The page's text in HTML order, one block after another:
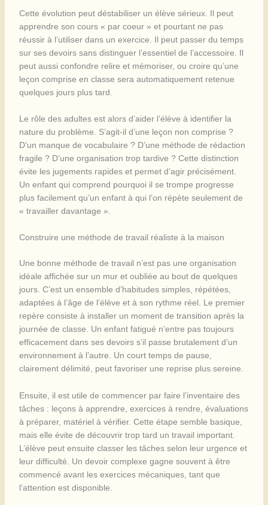
Cette évolution peut déstabiliser un élève sérieux. Il peut
apprendre son cours « par coeur » et pourtant ne pas
réussir à l’utiliser dans un exercice. Il peut passer du temps
sur ses devoirs sans distinguer l’essentiel de l’accessoire. Il
peut aussi confondre relire et mémoriser, ou croire qu’une
leçon comprise en classe sera automatiquement retenue
quelques jours plus tard.
Le rôle des adultes est alors d’aider l’élève à identifier la
nature du problème. S’agit-il d’une leçon non comprise ?
D’un manque de vocabulaire ? D’une méthode de rédaction
fragile ? D’une organisation trop tardive ? Cette distinction
évite les jugements rapides et permet d’agir précisément.
Un enfant qui comprend pourquoi il se trompe progresse
plus facilement qu’un enfant à qui l’on répète seulement de
« travailler davantage ».
Construire une méthode de travail réaliste à la maison
Une bonne méthode de travail n’est pas une organisation
idéale affichée sur un mur et oubliée au bout de quelques
jours. C’est un ensemble d’habitudes simples, répétées,
adaptées à l’âge de l’élève et à son rythme réel. Le premier
repère consiste à installer un moment de transition après la
journée de classe. Un enfant fatigué n’entre pas toujours
efficacement dans ses devoirs s’il passe brutalement d’un
environnement à l’autre. Un court temps de pause,
clairement délimité, peut favoriser une reprise plus sereine.
Ensuite, il est utile de commencer par faire l’inventaire des
tâches : leçons à apprendre, exercices à rendre, évaluations
à préparer, matériel à vérifier. Cette étape semble basique,
mais elle évite de découvrir trop tard un travail important.
L’élève peut ensuite classer les tâches selon leur urgence et
leur difficulté. Un devoir complexe gagne souvent à être
commencé avant les exercices mécaniques, tant que
l’attention est disponible.